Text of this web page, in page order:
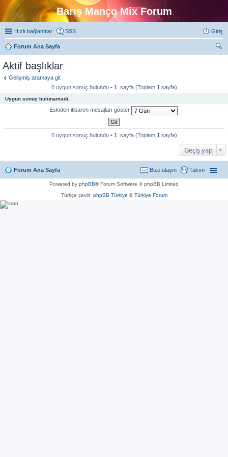
Barış Manço Mix Forum
Hızlı bağlantılar SSS Giriş
Forum Ana Sayfa
Aktif başlıklar
Gelişmiş aramaya git
0 uygun sonuç bulundu • 1 . sayfa (Toplam 1 sayfa)
Uygun sonuç bulunamadı.
Eskiden itibaren mesajları göster
0 uygun sonuç bulundu • 1 . sayfa (Toplam 1 sayfa)
Geçiş yap
Forum Ana Sayfa Takım
Bize ulaşın
Powered by phpBB® Forum Software © phpBB Limited
Türkçe çeviri: phpBB Türkiye & Türkiye Forum